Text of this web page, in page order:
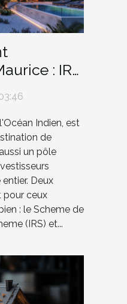
: IRS
?
Indien, est
de
un pôle
Deux
pour ceux
: le Scheme de
(IRS) et...